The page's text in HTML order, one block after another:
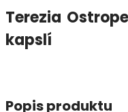
Terezia
kapslí
Popis produktu